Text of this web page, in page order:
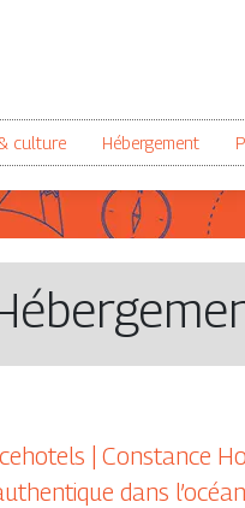
culture Hébergement
| Constance
dans